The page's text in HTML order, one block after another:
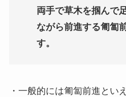
両手で草木を掴んで
ながら前進する匍匐
す。
・ 一般的には匍匐前進といえ